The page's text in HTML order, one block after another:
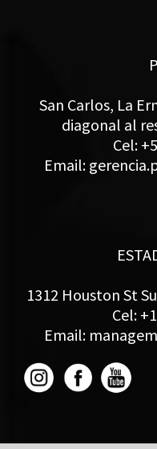
San Carlos, La
diagonal al
Cel:
Email:
1312 Houston St
Cel:
Email: